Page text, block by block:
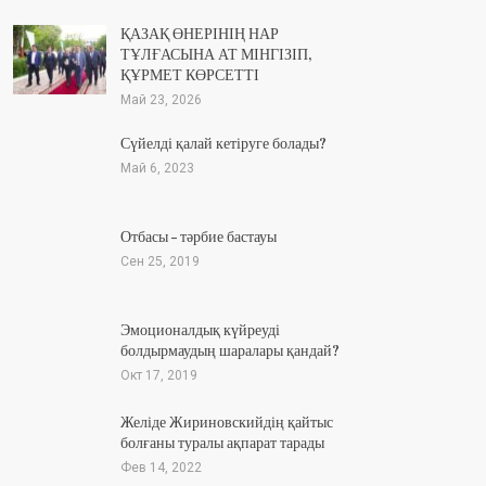
ҚАЗАҚ ӨНЕРІНІҢ НАР
ТҰЛҒАСЫНА АТ МІНГІЗІП,
ҚҰРМЕТ КӨРСЕТТІ
Май 23, 2026
Сүйелді қалай кетіруге болады?
Май 6, 2023
Отбасы – тәрбие бастауы
Сен 25, 2019
Эмоционалдық күйреуді
болдырмаудың шаралары қандай?
Окт 17, 2019
Желіде Жириновскийдің қайтыс
болғаны туралы ақпарат тарады
Фев 14, 2022